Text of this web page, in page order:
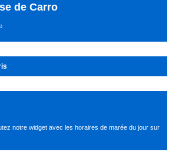
de Carro
notre widget avec les horaires de marée du joursur